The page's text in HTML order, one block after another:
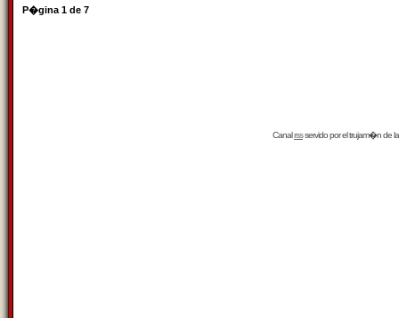
P�gina 1 de 7
Canalrssservido por eltrujam�nde